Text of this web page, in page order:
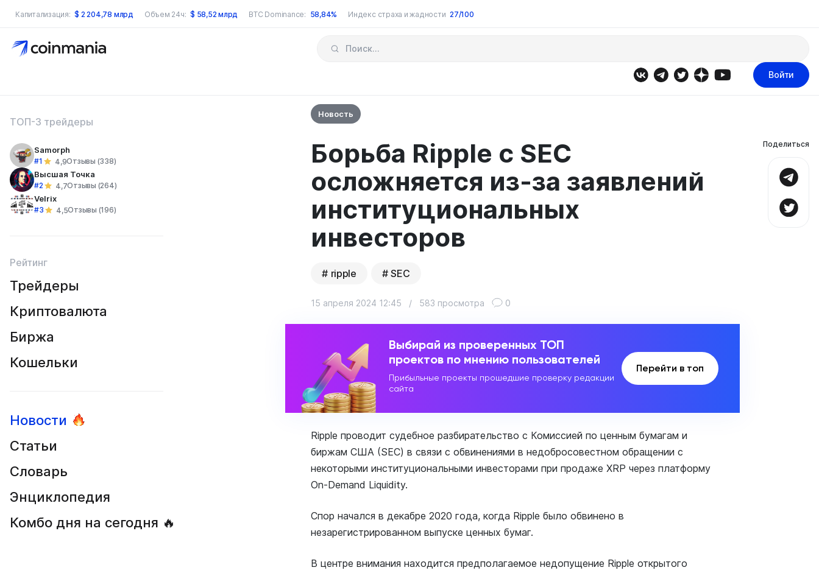
Капитализация: $ 2 204,78 млрд Объем 24ч: $ 58,52 млрд BTC Dominance: 58,84% Индекс страха и жадности 27/100
по сайту
Войти
ТОП-3 трейдеры
Samorph
#1 4,9Отзывы (338)
Высшая Точка
#2 4,7Отзывы (264)
Velrix
#3 4,5Отзывы (196)
Рейтинг
Трейдеры
Криптовалюта
Биржа
Кошельки
Новости
Статьи
Словарь
Энциклопедия
Комбо дня на сегодня 🔥
Новость
Борьба Ripple с SEC
осложняется из-за заявлений
институциональных
инвесторов
ripple SEC
15 апреля 2024 12:45 / 583 просмотра 0
Выбирай из проверенных ТОП
проектов по мнению пользователей
Прибыльные проекты прошедшие проверку редакции
сайта
Перейти в топ
Ripple проводит судебное разбирательство с Комиссией по ценным бумагам и
биржам США (SEC) в связи с обвинениями в недобросовестном обращении с
некоторыми институциональными инвесторами при продаже XRP через платформу
On-Demand Liquidity.
Спор начался в декабре 2020 года, когда Ripple было обвинено в
незарегистрированном выпуске ценных бумаг.
В центре внимания находится предполагаемое недопущение Ripple открытого
Поделиться